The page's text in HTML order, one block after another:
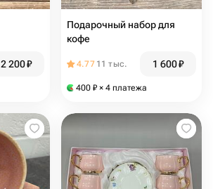
2 200₽
Подарочный набор для
кофе
4.77 11 тыс. 1 600₽
400 ₽ × 4 платежа